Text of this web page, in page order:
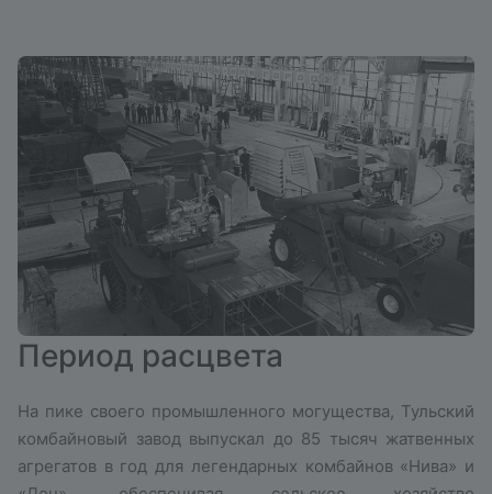
Период расцвета
На пике своего промышленного могущества, Тульский
комбайновый завод выпускал до 85 тысяч жатвенных
агрегатов в год для легендарных комбайнов «Нива» и